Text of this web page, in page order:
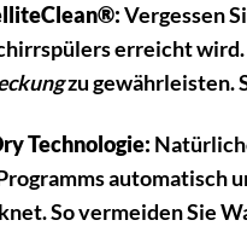
Vergessen
erreicht
zu gewährleisten.
Technologie:
automatisch
So vermeiden Sie